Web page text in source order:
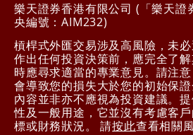
樂天證券香港有限公司 (「樂天證
央編號：AIM232)
槓桿式外匯交易涉及高風險，未
作出任何投資決策前，應完全了
時應尋求適當的專業意見。請注
會導致您的損失大於您的初始保
內容並非亦不應視為投資建議。
性及一般用途，它並沒有考慮客
標或財務狀況。 請按此查看相關